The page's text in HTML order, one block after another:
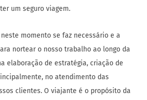
um seguro viagem.
momento se faz necessário e a
nortear o nosso trabalho ao longo da
elaboração de estratégia, criação de
no atendimento das
clientes. O viajante é o propósito da